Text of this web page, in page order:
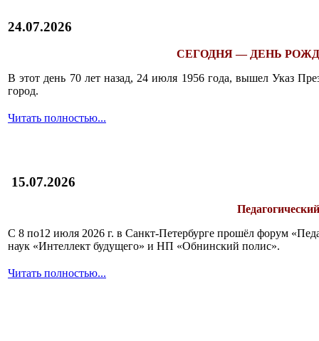
24.07.2026
СЕГОДНЯ — ДЕНЬ
В этот день 70 лет назад, 24 июля 1956 года, вышел Указ
город.
Читать полностью...
15.07.2026
С 8 по12 июля 2026 г. в Санкт-Петербурге прошёл форум
наук «Интеллект будущего» и НП «Обнинский полис».
Читать полностью...